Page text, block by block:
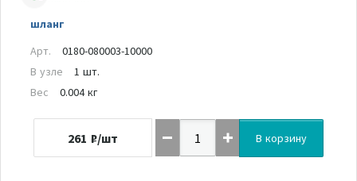
шланг
Арт.
0180-080003-10000
В узле
1 шт.
Вес
0.004 кг
261 ₽/шт В корзину